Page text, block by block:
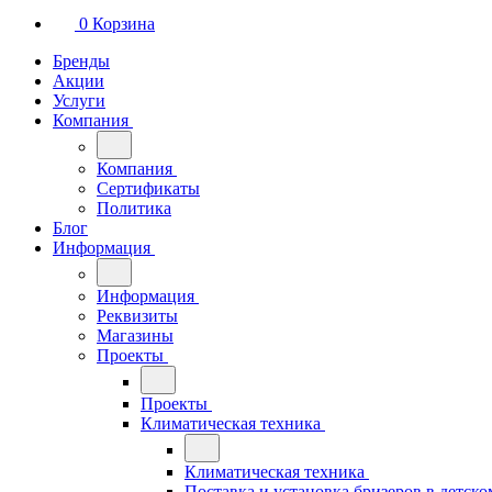
0 Корзина
Бренды
Акции
Услуги
Компания
Компания
Сертификаты
Политика
Блог
Информация
Информация
Реквизиты
Магазины
Проекты
Проекты
Климатическая техника
Климатическая техника